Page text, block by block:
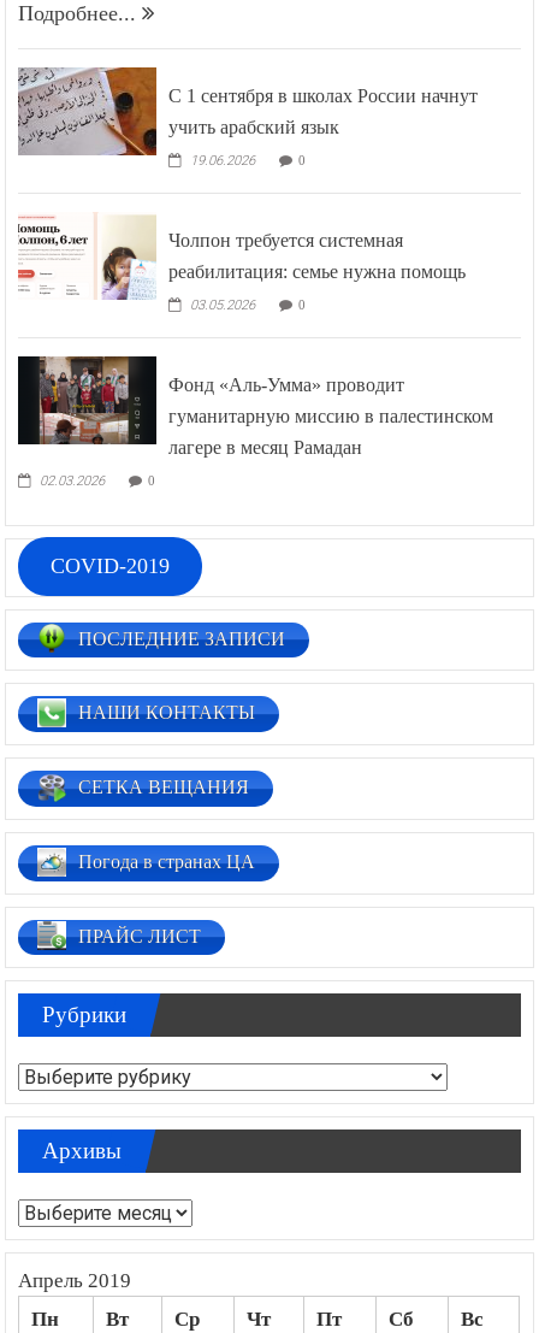
Подробнее...
С 1 сентября в школах России начнут
учить арабский язык
19.06.2026 0
Чолпон требуется системная
реабилитация: семье нужна помощь
03.05.2026 0
Фонд «Аль-Умма» проводит
гуманитарную миссию в палестинском
лагере в месяц Рамадан
02.03.2026 0
COVID-2019
ПОСЛЕДНИЕ ЗАПИСИ
НАШИ КОНТАКТЫ
СЕТКА ВЕЩАНИЯ
Погода в странах ЦА
ПРАЙС ЛИСТ
Рубрики
Рубрики
Архивы
Архивы
Апрель 2019
Пн Вт Ср Чт Пт Сб
Вс